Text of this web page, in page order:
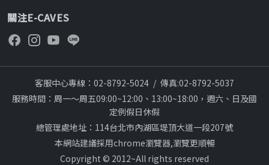
關注E-CAVES
客服中心專線：02-8792-5024 / 傳真:02-8792-5037
服務時間：周一～周五09:00~12:00、13:00~18:00，週六、日及國
定例假日休假
總管理處地址：114台北市內湖區堤頂大道一段207號
本網站建議採用chrome瀏覽器,瀏覽更順暢
Copyright © 2012~All rights reserved